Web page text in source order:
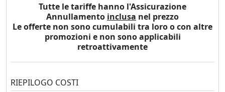
Tutte le tariffe hanno l'Assicurazione
Annullamento inclusa nel prezzo
Le offerte non sono cumulabili tra loro o con altre
promozioni e non sono applicabili
retroattivamente
RIEPILOGO COSTI